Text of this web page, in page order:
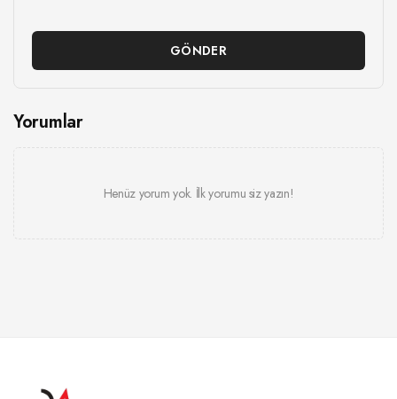
GÖNDER
Yorumlar
Henüz yorum yok. İlk yorumu siz yazın!